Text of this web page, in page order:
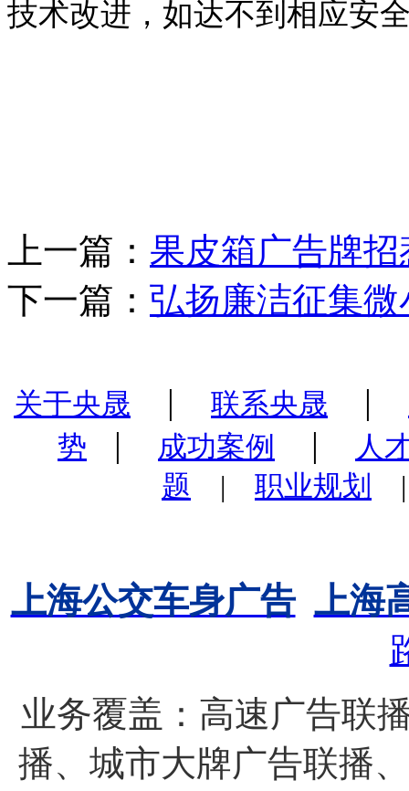
技术改进，如达不到相应安
上一篇： 果皮箱广告牌招
下一篇： 弘扬廉洁征集
关于央晟 | 联系央晟 |
势
| 成功案例 |
人
题 | 职业规划
上海公交车身广告 上海
业务覆盖：高速广告联
播、城市大牌广告联播